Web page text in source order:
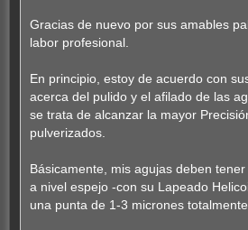
Gracias de nuevo por sus amables
labor profesional.
En principio, estoy de acuerdo con
acerca del pulido y el afilado de las
se trata de alcanzar la mayor
pulverizados.
Básicamente, mis agujas deben
a nivel espejo -con su Lapeado
una punta de 1-3 micrones